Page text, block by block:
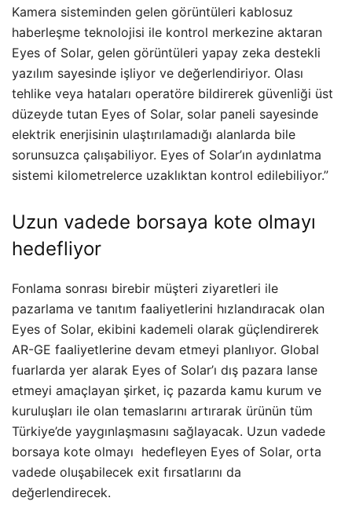
Kamera sisteminden gelen görüntüleri kablosuz
haberleşme teknolojisi ile kontrol merkezine aktaran
Eyes of Solar, gelen görüntüleri yapay zeka destekli
yazılım sayesinde işliyor ve değerlendiriyor. Olası
tehlike veya hataları operatöre bildirerek güvenliği üst
düzeyde tutan Eyes of Solar, solar paneli sayesinde
elektrik enerjisinin ulaştırılamadığı alanlarda bile
sorunsuzca çalışabiliyor. Eyes of Solar’ın aydınlatma
sistemi kilometrelerce uzaklıktan kontrol edilebiliyor.”
Uzun vadede borsaya kote olmayı
hedefliyor
Fonlama sonrası birebir müşteri ziyaretleri ile
pazarlama ve tanıtım faaliyetlerini hızlandıracak olan
Eyes of Solar, ekibini kademeli olarak güçlendirerek
AR-GE faaliyetlerine devam etmeyi planlıyor. Global
fuarlarda yer alarak Eyes of Solar’ı dış pazara lanse
etmeyi amaçlayan şirket, iç pazarda kamu kurum ve
kuruluşları ile olan temaslarını artırarak ürünün tüm
Türkiye’de yaygınlaşmasını sağlayacak. Uzun vadede
borsaya kote olmayı hedefleyen Eyes of Solar, orta
vadede oluşabilecek exit fırsatlarını da
değerlendirecek.